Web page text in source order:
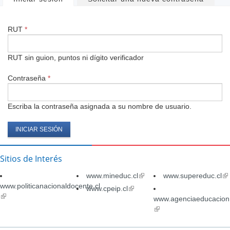
RUT *
RUT sin guion, puntos ni dígito verificador
Contraseña *
Escriba la contraseña asignada a su nombre de usuario.
Sitios de Interés
www.politicanacionaldocente.cl
(link
www.mineduc.cl(link
external)
www.supereduc.cl
www.cpeip.cl(link
external)(link